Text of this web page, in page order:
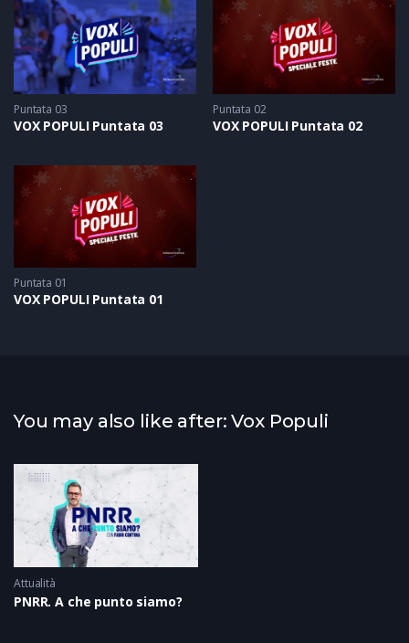
Puntata 03
VOX POPULI Puntata 03
Puntata 02
VOX POPULI Puntata 02
Puntata 01
VOX POPULI Puntata 01
You may also like after: Vox Populi
Attualità
PNRR. A che punto siamo?